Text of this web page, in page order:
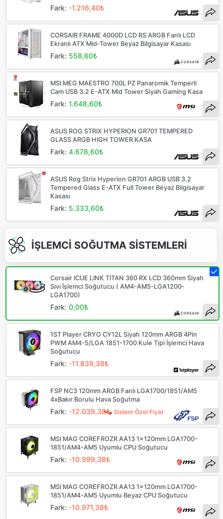
Fark: -1.216,40₺
CORSAIR FRAME 4000D LCD RS ARGB Fanlı LCD
Ekranlı ATX Mid-Tower Beyaz Bilgisayar Kasası
Fark: 558,60₺
MSI MEG MAESTRO 700L PZ Panaromik Temperli
Cam USB 3.2 E-ATX Mid Tower Siyah Gaming Kasa
Fark:1.648,60₺
ASUS ROG STRIX HYPERION GR701 TEMPERED
GLASS ARGB HIGH TOWER KASA
Fark:4.678,60₺
ASUS Rog Strix Hyperion GR701 ARGB USB 3.2
Tempered Glass E-ATX Full Tower Beyaz Bilgisayar
Kasası
Fark: 5.333,60₺
İŞLEMCİ SOĞUTMA SİSTEMLERİ
Corsair ICUE LINK TITAN 360 RX LCD 360mm Siyah
Sıvı İşlemci Soğutucu ( AM4-AM5-LGA1200-
LGA1700)
Fark:0,00₺
1ST Player CRYO CY12L Siyah 120mm ARGB 4Pin
PWM AM4-5/LGA 1851-1700 Kule Tipi İşlemci Hava
Soğutucu
Fark: -11.839,38₺
Sistem Özel Fiyat
FSP NC3 120mm ARGB Fanlı LGA1700/1851/AM5
4xBakır Borulu Hava Soğutma
Fark: -12.039,38₺
MSI MAG COREFROZR AA13 1x120mm LGA1700-
1851/AM4-AM5 Uyumlu CPU Soğutucu
Fark: -10.999,38₺
MSI MAG COREFROZR AA13 1x120mm LGA1700-
1851/AM4-AM5 Uyumlu Beyaz CPU Soğutucu
Fark: -10.971,38₺